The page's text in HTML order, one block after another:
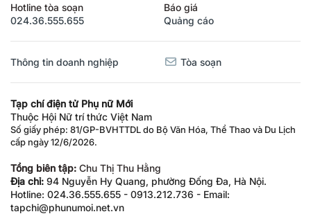
Hotline tòa soạn
024.36.555.655
Báo giá
Quảng cáo
Thông tin doanh nghiệp Tòa soạn
Tạp chí điện tử Phụ nữ Mới
Thuộc Hội Nữ trí thức Việt Nam
Số giấy phép: 81/GP-BVHTTDL do Bộ Văn Hóa, Thể Thao và Du Lịch
cấp ngày 12/6/2026.
Tổng biên tập: Chu Thị Thu Hằng
Địa chỉ: 94 Nguyễn Hy Quang, phường Đống Đa, Hà Nội.
Hotline: 024.36.555.655 - 0913.212.736 - Email:
tapchi@phunumoi.net.vn